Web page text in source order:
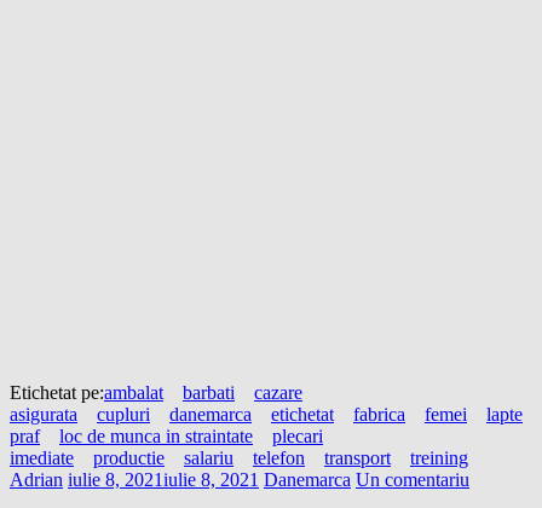
Etichetat pe:ambalat barbati
cazare
asigurata
cupluri danemarca etichetat fabrica femei
lapte
praf
loc de munca in straintate
plecari
imediate
productie salariu telefon transport
treining
Adrian iulie 8, 2021iulie 8, 2021 Danemarca Un comentariu